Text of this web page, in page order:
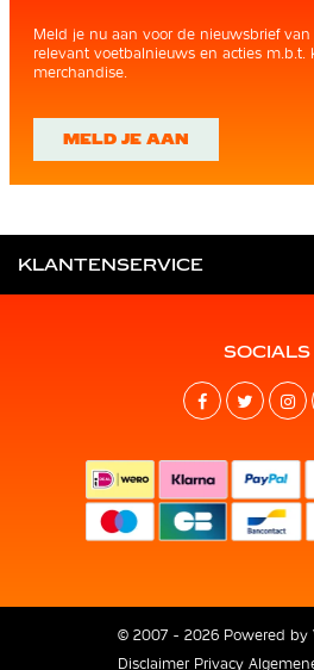
Meld je nu aan voor de nieuwsbrief
relevant voetbalnieuws en acties m.b.t.
merchandise.
MELD JE AAN
KLANTENSERVICE
SOCIALS
© 2007 - 2026 Powered by
Disclaimer Privacy